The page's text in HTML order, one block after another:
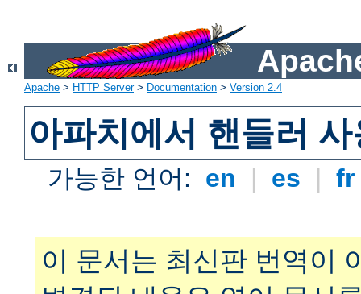
Apache > HTTP Server> Documentation > Version 2.4
아파치에서 핸들러 사
가능한 언어: en | es |
이 문서는 최신판 번역이